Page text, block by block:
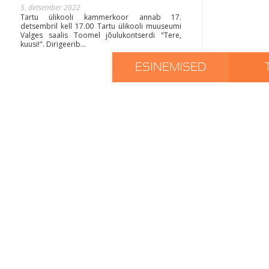
ESINEMISED
5. detsember 2022
Tartu ülikooli kammerkoor annab 17.
detsembril kell 17.00 Tartu ülikooli muuseumi
Valges saalis Toomel jõulukontserdi "Tere,
kuusi!". Dirigeerib...